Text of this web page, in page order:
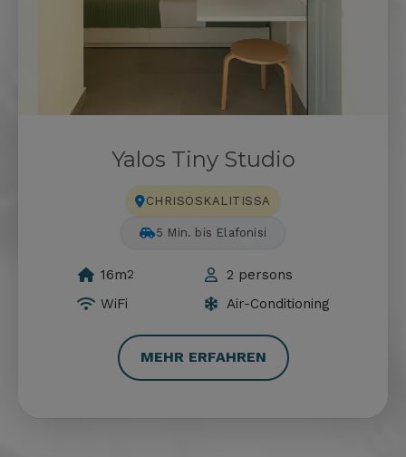
Yalos Tiny Studio
CHRISOSKALITISSA
90 Min. bis Balos
16m2
2 persons
WiFi
Air-Conditioning
MEHR ERFAHREN